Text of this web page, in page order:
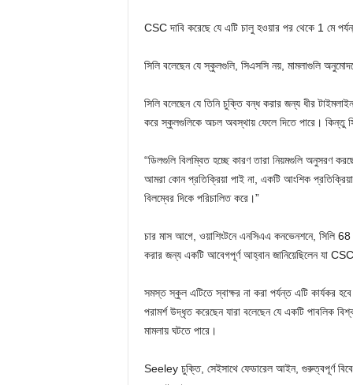
CSC দাবি করেছে যে এটি চালু হওয়ার পর থেকে 1 মে
সিলি বলেছেন যে স্কুলগুলি, সিএসসি নয়, মামলাগুলি
সিলি বলেছেন যে তিনি চুক্তি বন্ধ করার জন্য ধীর
করে স্কুলগুলিকে অচল অবস্থায় ফেলে দিতে পারে। কিন্তু
“ডিলগুলি বিলম্বিত হচ্ছে কারণ তারা নিয়মগুলি অনুসরণ
আমরা কোন প্রতিক্রিয়া পাই না, একটি আংশিক
বিলম্বের দিকে পরিচালিত করে।”
চার মাস আগে, ওয়াশিংটনে এনসিএএ কনভেনশনে, সিলি
করার জন্য একটি আবেগপূর্ণ আহ্বান জানিয়েছিলেন যা
সমস্ত স্কুল এটিতে স্বাক্ষর না করা পর্যন্ত এটি কার্যকর
পরামর্শ উদ্ধৃত করেছেন যারা বলেছেন যে একটি পাবলিক
মামলায় ঘটতে পারে।
Seeley চুক্তি, সেইসাথে ফেডারেল আইন, গুরুত্বপূর্ণ